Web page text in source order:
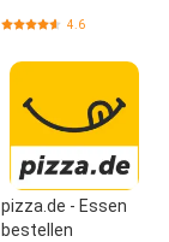
4.6
pizza.de - Essen
bestellen